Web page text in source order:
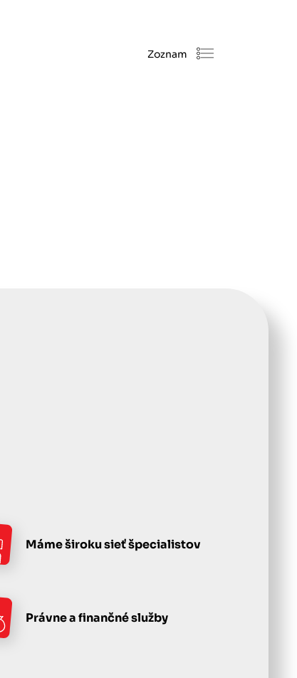
Zoznam
Máme široku sieť špecialistov
Právne a finančné služby